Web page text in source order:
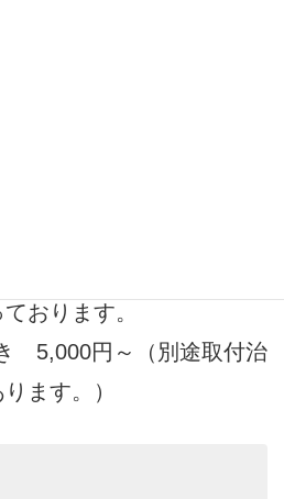
おります。
5,000円～（別途取付治
ます。）